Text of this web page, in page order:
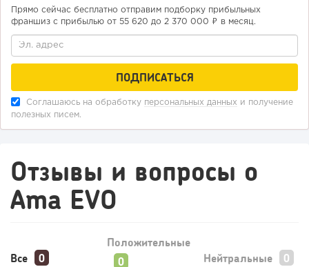
Прямо сейчас бесплатно отправим подборку прибыльных
франшиз с прибылью от 55 620 до 2 370 000 ₽ в месяц.
Соглашаюсь на обработку персональных данных и получение
полезных писем.
Отзывы и вопросы о
Ama EVO
Все
Положительные
Нейтральные